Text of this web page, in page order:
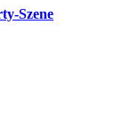
Szene